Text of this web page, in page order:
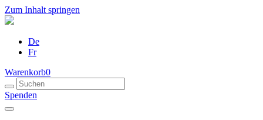
Zum Inhalt springen
De
Fr
Warenkorb0
Spenden